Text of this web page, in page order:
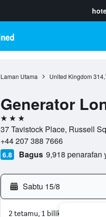
Laman Utama United Kingdom
Generator
3 bintang
37 Tavistock Place, Russell
+44 207 388 7666
6.8 Bagus 9,918 penarafan
Sabtu 15/8
2 tetamu, 1 bilik